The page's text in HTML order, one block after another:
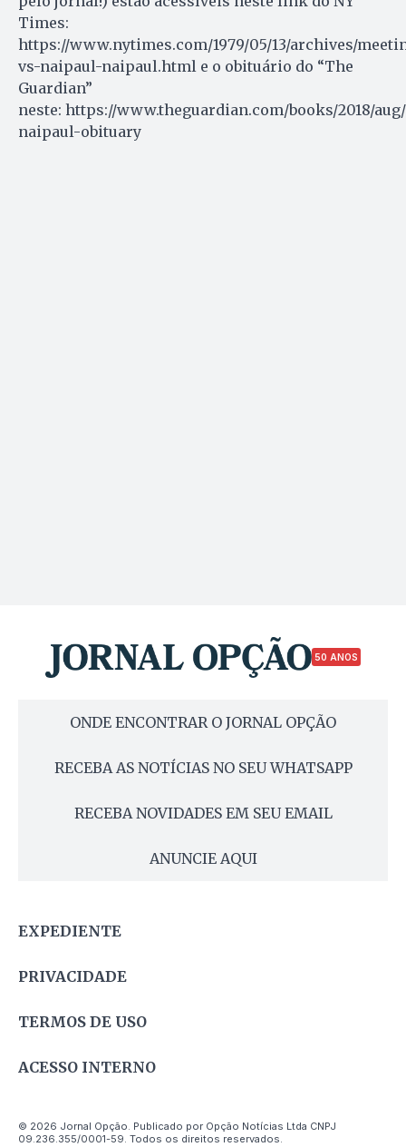
Times:
https://www.nytimes.com/1979/05/13/archives/
vs-naipaul-naipaul.html e o obituário do “The
Guardian”
neste: https://www.theguardian.com/books/2018/
naipaul-obituary
50 ANOS
ONDE ENCONTRAR O JORNAL OPÇÃO
RECEBA AS NOTÍCIAS NO SEU WHATSAPP
RECEBA NOVIDADES EM SEU EMAIL
ANUNCIE AQUI
EXPEDIENTE
PRIVACIDADE
TERMOS DE USO
ACESSO INTERNO
© 2026 Jornal Opção. Publicado por Opção Notícias Ltda CNPJ
09.236.355/0001-59. Todos os direitos reservados.